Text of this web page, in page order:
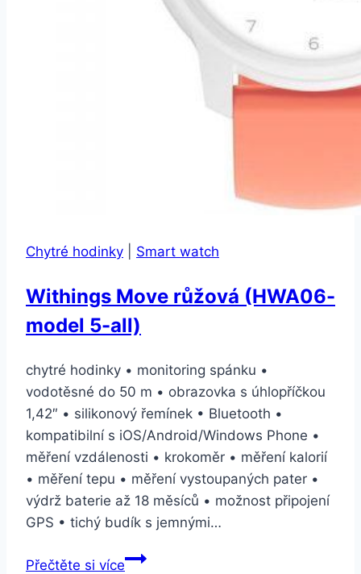
Chytré hodinky Smart watch
Withings Move růžová (HWA06-
model 5-all)
chytré hodinky • monitoring spánku •
vodotěsné do 50 m • obrazovka s úhlopříčkou
1,42″ • silikonový řemínek • Bluetooth •
kompatibilní s iOS/Android/Windows Phone •
měření vzdálenosti • krokoměr • měření kalorií
• měření tepu • měření vystoupaných pater •
výdrž baterie až 18 měsíců • možnost připojení
GPS • tichý budík s jemnými…
Přečtěte si víceWithings